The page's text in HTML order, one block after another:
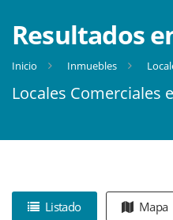
Resultados
Inicio Inmuebles
Locales Comerciales
Listado Mapa